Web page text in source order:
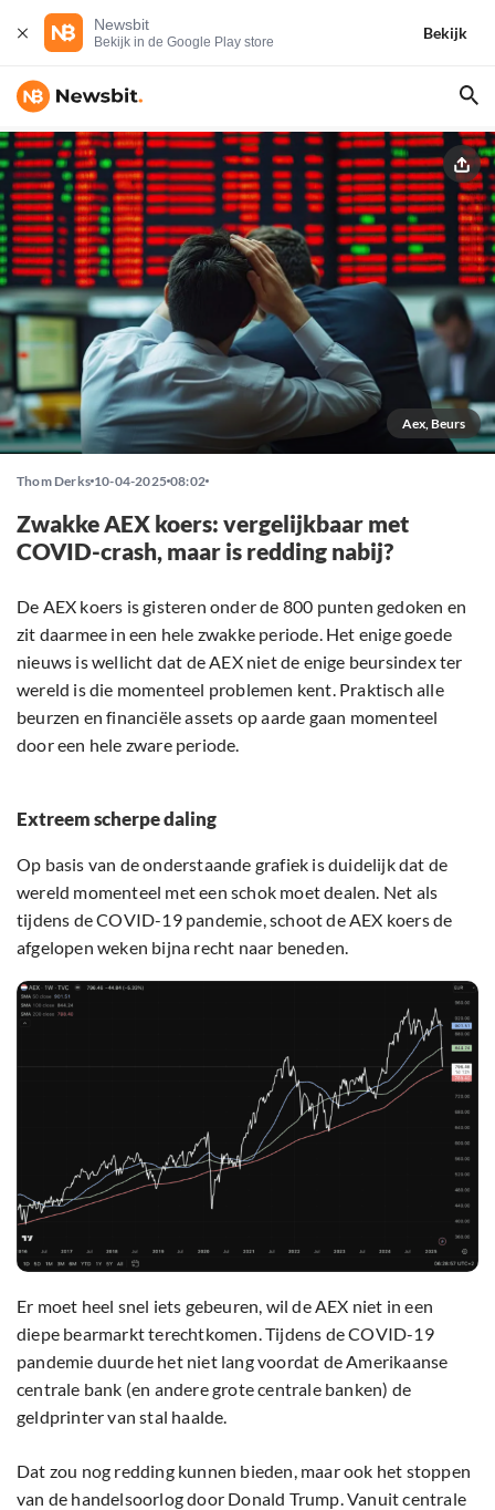
Newsbit
Bekijk in de Google Play store
Bekijk
Aex, Beurs
Thom Derks 10-04-2025 08:02
Zwakke AEX koers: vergelijkbaar met
COVID-crash, maar is redding nabij?
De AEX koers is gisteren onder de 800 punten gedoken en
zit daarmee in een hele zwakke periode. Het enige goede
nieuws is wellicht dat de AEX niet de enige beursindex ter
wereld is die momenteel problemen kent. Praktisch alle
beurzen en financiële assets op aarde gaan momenteel
door een hele zware periode.
Extreem scherpe daling
Op basis van de onderstaande grafiek is duidelijk dat de
wereld momenteel met een schok moet dealen. Net als
tijdens de COVID-19 pandemie, schoot de AEX koers de
afgelopen weken bijna recht naar beneden.
Er moet heel snel iets gebeuren, wil de AEX niet in een
diepe bearmarkt terechtkomen. Tijdens de COVID-19
pandemie duurde het niet lang voordat de Amerikaanse
centrale bank (en andere grote centrale banken) de
geldprinter van stal haalde.
Dat zou nog redding kunnen bieden, maar ook het stoppen
van de handelsoorlog door Donald Trump. Vanuit centrale